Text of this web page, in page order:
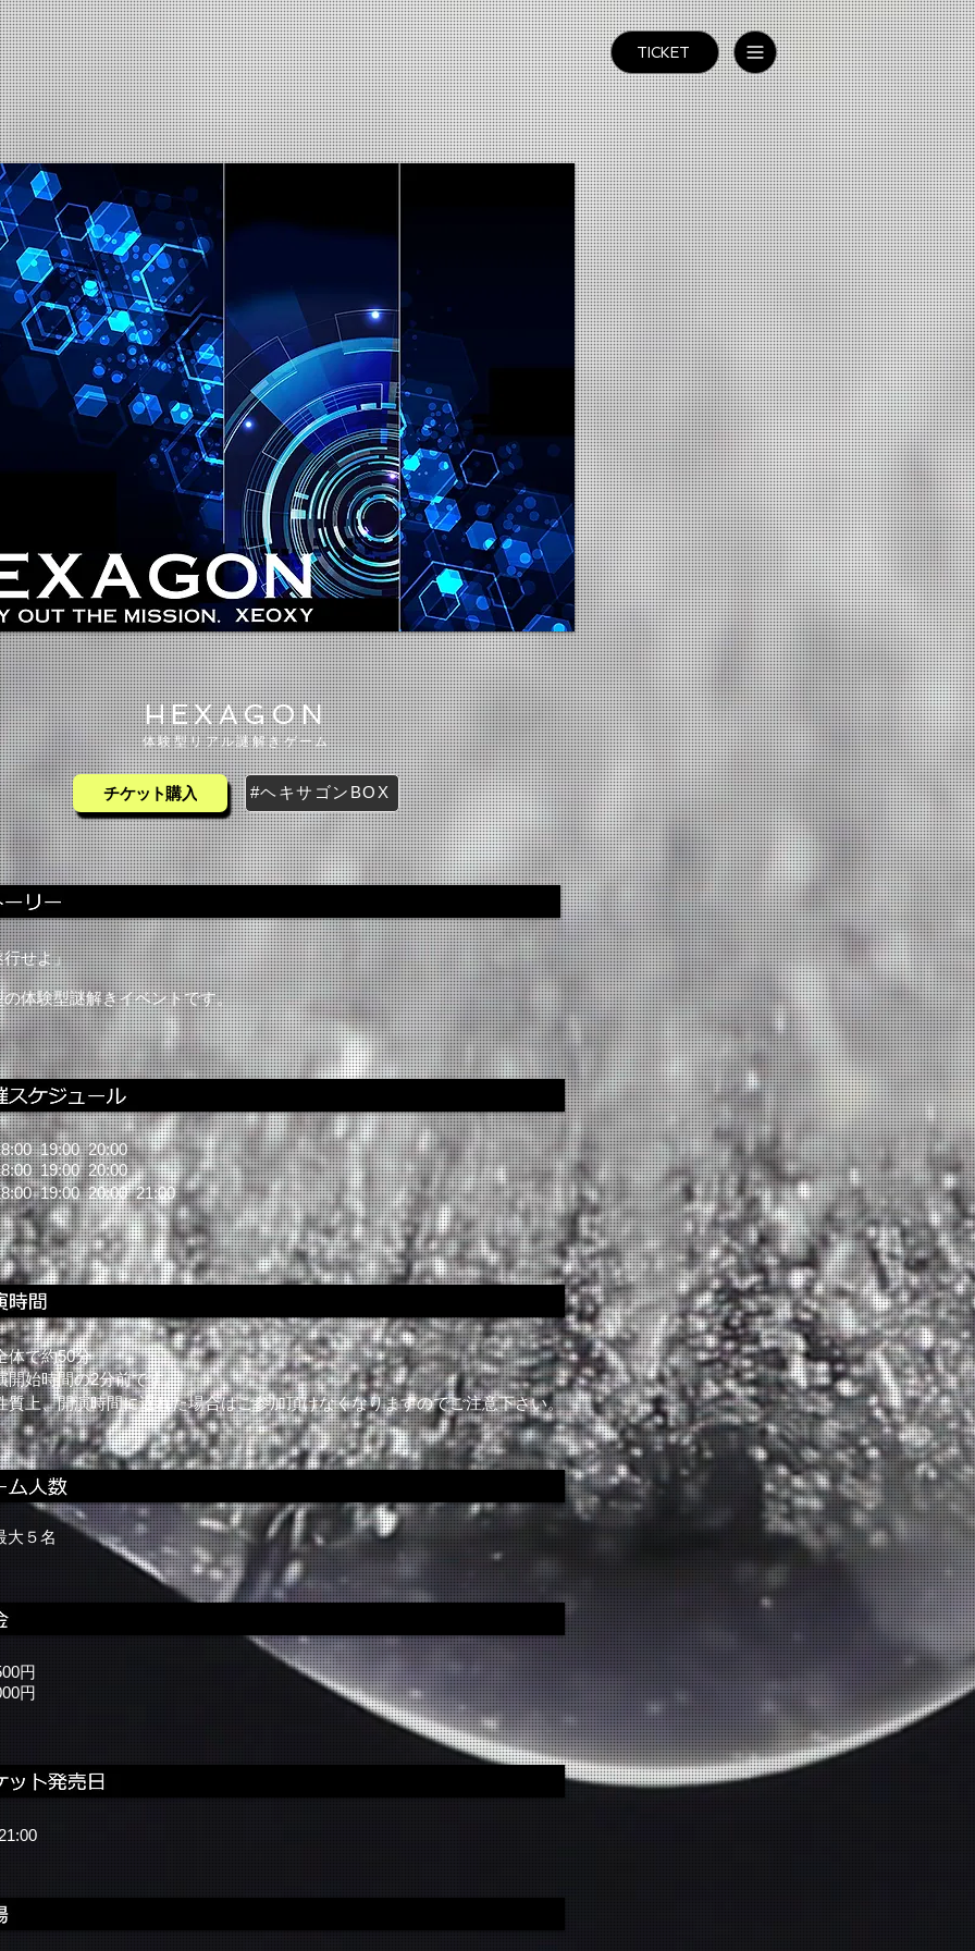
TICKET
HEXAGON​
​体験型リアル謎解きゲーム
チケット購入 #ヘキサゴンBOX
行せよ」
体験型謎解きイベントです。
19:00 20:00
19:00 20:00
19:00 20:00 21:00
体で約50分
開始時間の2分前です。
質上、開演時間に遅れた場合はご参加頂けなくなりますのでご注意下さい。
大５名
円
円